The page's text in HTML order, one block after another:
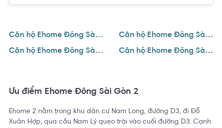
Căn hộ Ehome Đông Sài Gòn 2
Căn hộ Ehome Đông Sài Gòn 2 1 phòng ngủ
Căn hộ Ehome Đông Sài Gòn 2 2 phòng ngủ
Căn hộ Ehome Đông Sài Gòn 2 3 phòng ngủ
Ưu điểm Ehome Đông Sài Gòn 2
Ehome 2 nằm trong khu dân cư Nam Long, đường D3, đi Đỗ
Xuân Hợp, qua cầu Nam Lý quẹo trái vào cuối đường D3. Cạnh